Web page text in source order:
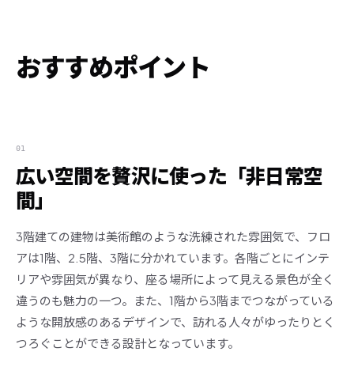
おすすめポイント
01
広い空間を贅沢に使った「非日常空
間」
3階建ての建物は美術館のような洗練された雰囲気で、フロ
アは1階、2.5階、3階に分かれています。各階ごとにインテ
リアや雰囲気が異なり、座る場所によって見える景色が全く
違うのも魅力の一つ。また、1階から3階までつながっている
ような開放感のあるデザインで、訪れる人々がゆったりとく
つろぐことができる設計となっています。